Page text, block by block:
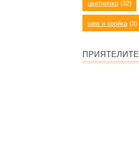
цветничко (32)
шев и кройка (3)
ПРИЯТЕЛИТЕ